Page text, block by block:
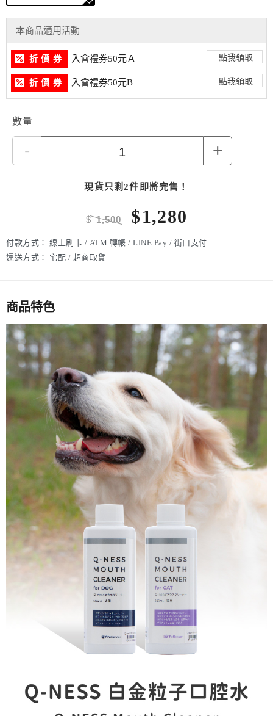
本商品適用活動
折 價 券 入會禮券50元Ａ 點我領取
折 價 券 入會禮券50元B 點我領取
數量
- +
現貨只剩2件即將完售！
$1,500 $1,280
付款方式： 線上刷卡 / ATM 轉帳 / LINE Pay / 街口支付
運送方式：
宅配 / 超商取貨
商品特色